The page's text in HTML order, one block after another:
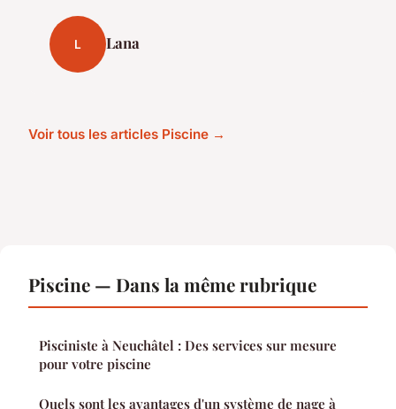
L Lana
Voir tous les articles Piscine →
Piscine — Dans la même rubrique
Pisciniste à Neuchâtel : Des services sur mesure
pour votre piscine
Quels sont les avantages d'un système de nage à